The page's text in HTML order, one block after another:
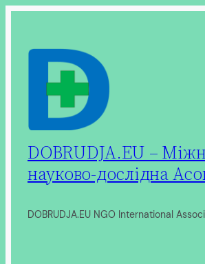
вмісту
DOBRUDJA.EU –
науково-дослідна
DOBRUDJA.EU NGO International